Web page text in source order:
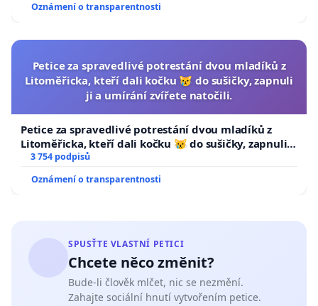
Oznámení o transparentnosti
Petice za spravedlivé potrestání dvou mladíků z
Litoměřicka, kteří dali kočku 😿 do sušičky, zapnuli
ji a umírání zvířete natočili.
Petice za spravedlivé potrestání dvou mladíků z
Litoměřicka, kteří dali kočku 😿 do sušičky, zapnuli ji
a umírání zvířete natočili.
3 754 podpisů
Oznámení o transparentnosti
SPUSŤTE VLASTNÍ PETICI
Chcete něco změnit?
Bude-li člověk mlčet, nic se nezmění.
Zahajte sociální hnutí vytvořením petice.